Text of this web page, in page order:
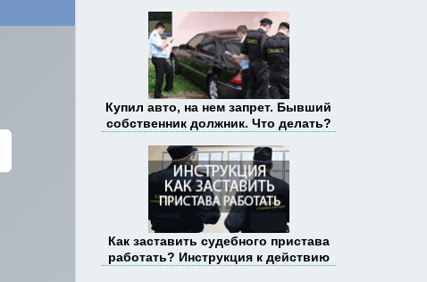
Купил авто, на нем запрет. Бывший
собственник должник. Что делать?
Как заставить судебного пристава
работать? Инструкция к действию